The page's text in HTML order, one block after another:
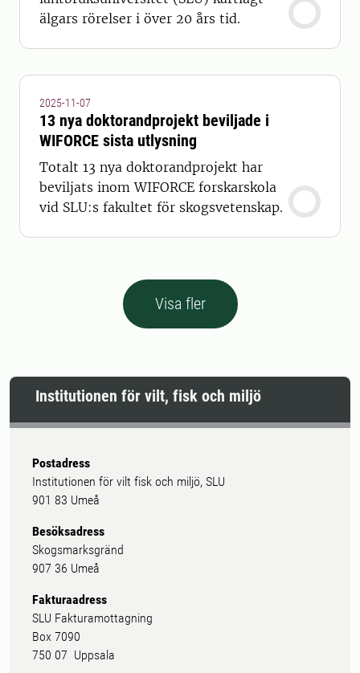
älgars rörelser i över 20 års tid.
2025-11-07
13 nya doktorandprojekt beviljade i
WIFORCE sista utlysning
Totalt 13 nya doktorandprojekt har
beviljats inom WIFORCE forskarskola
vid SLU:s fakultet för skogsvetenskap.
Visa fler
Institutionen för vilt, fisk och miljö
Postadress
Institutionen för vilt fisk och miljö, SLU
901 83 Umeå
Besöksadress
Skogsmarksgränd
907 36 Umeå
Fakturaadress
SLU Fakturamottagning
Box 7090
750 07 Uppsala